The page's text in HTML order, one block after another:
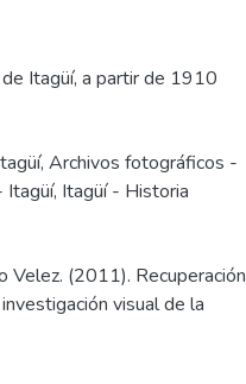
Itagüí, a partir de 1910
, Archivos fotográficos -
Itagüí, Itagüí - Historia
Velez. (2011). Recuperación
visual de la